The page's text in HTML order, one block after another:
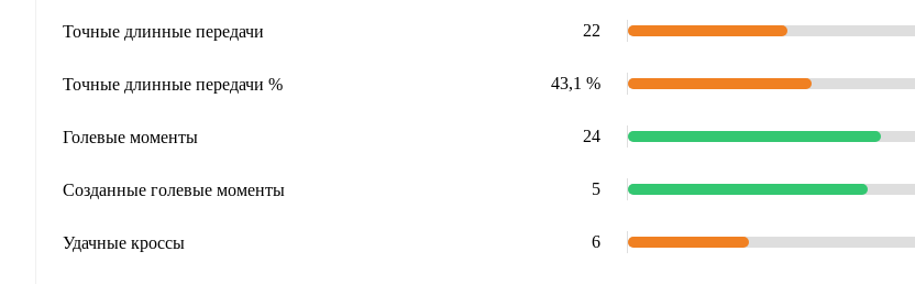
Точные длинные передачи 22
Точные длинные передачи % 43,1 %
Голевые моменты 24
Созданные голевые моменты 5
Удачные кроссы 6